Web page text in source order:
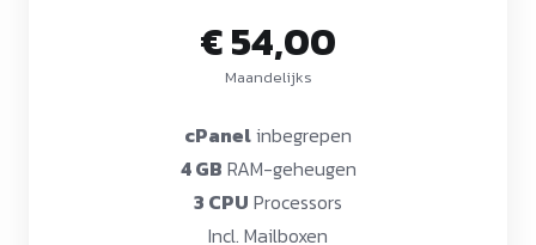
€ 54,00
Maandelijks
cPanelinbegrepen
4 GB RAM-geheugen
3 CPU Processors
Incl. Mailboxen